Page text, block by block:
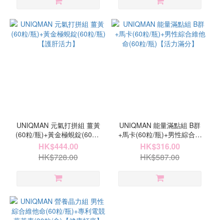
UNIQMAN 元氣打拼組 薑黃
(60粒/瓶)+黃金極蜆錠(60粒/
瓶)【護肝活力】
HK$444.00
HK$728.00
UNIQMAN 能量滿點組 B群
+馬卡(60粒/瓶)+男性綜合維
他命(60粒/瓶)【活力滿分】
HK$316.00
HK$587.00